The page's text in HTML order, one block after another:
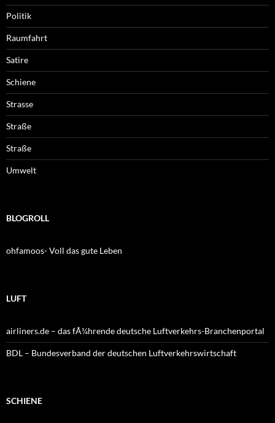
Politik
Raumfahrt
Satire
Schiene
Strasse
Straße
Straße
Umwelt
BLOGROLL
ohfamoos- Voll das gute Leben
LUFT
airliners.de – das fÃ¼hrende deutsche Luftverkehrs-Branchenportal
BDL – Bundesverband der deutschen Luftverkehrswirtschaft
SCHIENE